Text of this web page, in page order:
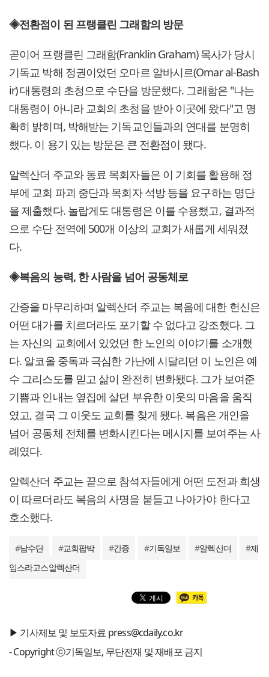
◈전환점이 된 프랭클린 그래함의 방문
곧이어 프랭클린 그래함(Franklin Graham) 목사가 당시
기독교 박해 정권이었던 오마르 알바시르(Omar al-Bash
ir) 대통령의 초청으로 수단을 방문했다. 그래함은 "나는
대통령이 아니라 교회의 초청을 받아 이곳에 왔다"고 명
확히 밝히며, 박해받는 기독교인들과의 연대를 분명히
했다. 이 용기 있는 방문은 큰 전환점이 됐다.
알렉산더 주교와 동료 목회자들은 이 기회를 활용해 정
부에 교회 파괴 중단과 목회자 석방 등을 요구하는 명단
을 제출했다. 놀랍게도 대통령은 이를 수용했고, 결과적
으로 수단 전역에 500개 이상의 교회가 새롭게 세워졌
다.
◈복음의 능력, 한 사람을 넘어 공동체로
간증을 마무리하며 알렉산더 주교는 복음에 대한 헌신은
어떤 대가를 치르더라도 포기할 수 없다고 강조했다. 그
는 자신의 교회에서 있었던 한 노인의 이야기를 소개했
다. 알코올 중독과 극심한 가난에 시달리던 이 노인은 예
수 그리스도를 믿고 삶이 완전히 변화됐다. 그가 보여준
기쁨과 인내는 옆집에 살던 부유한 이웃의 마음을 움직
였고, 결국 그 이웃도 교회를 찾게 됐다. 복음은 개인을
넘어 공동체 전체를 변화시킨다는 메시지를 보여주는 사
례였다.
알렉산더 주교는 끝으로 참석자들에게 어떤 도전과 희생
이 따르더라도 복음의 사명을 붙들고 나아가야 한다고
호소했다.
#남수단 #교회팝박 #간증 #기독일보 #알렉산더 #제
임스라고스알렉산더
▶ 기사제보 및 보도자료 press@cdaily.co.kr
- Copyright ⓒ기독일보, 무단전재 및 재배포 금지